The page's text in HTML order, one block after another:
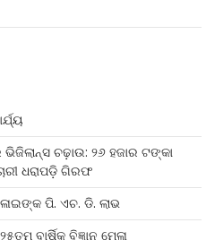
ଚଢ଼ାଉ: ୨୬ ହଜାର ଟଙ୍କା
ଧରାପଡ଼ି ଗିରଫ
ପି. ଏଚ. ଡି. ଲାଭ
ବାର୍ଷିକ ବିଜ୍ଞାନ ମେଳା